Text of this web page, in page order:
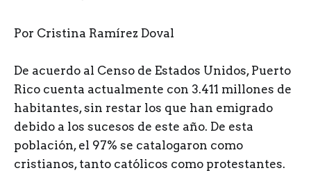
Por Cristina Ramírez Doval
De acuerdo al Censo de Estados Unidos, Puerto
Rico cuenta actualmente con 3.411 millones de
habitantes, sin restar los que han emigrado
debido a los sucesos de este año. De esta
población, el 97% se catalogaron como
cristianos, tanto católicos como protestantes.